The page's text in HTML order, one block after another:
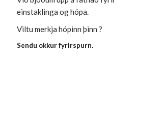
einstaklinga og hópa.
Viltu merkja hópinn þinn ?
Sendu okkur fyrirspurn.